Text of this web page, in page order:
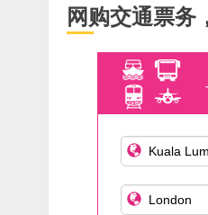
网购交通票务